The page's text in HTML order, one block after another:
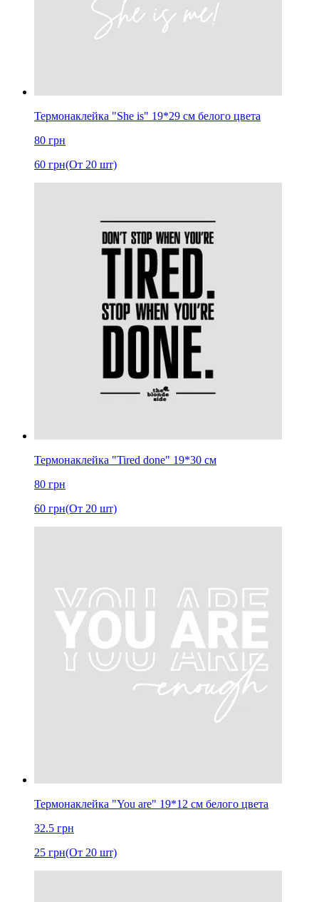
Термонаклейка "She is" 19*29 см белого цвета
80 грн
60 грн(От 20 шт)
Термонаклейка "Tired done" 19*30 см
80 грн
60 грн(От 20 шт)
Термонаклейка "You are" 19*12 см белого цвета
32.5 грн
25 грн(От 20 шт)